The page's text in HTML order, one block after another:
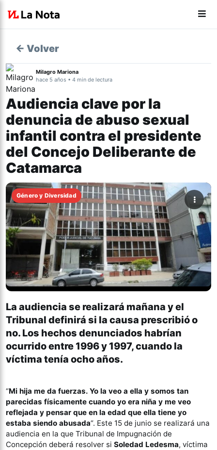
← Volver
Milagro Mariona
hace 5 años • 4 min de lectura
Audiencia clave por la
denuncia de abuso sexual
infantil contra el presidente
del Concejo Deliberante de
Catamarca
Género y Diversidad
La audiencia se realizará mañana y el
Tribunal definirá si la causa prescribió o
no. Los hechos denunciados habrían
ocurrido entre 1996 y 1997, cuando la
víctima tenía ocho años.
“Mi hija me da fuerzas. Yo la veo a ella y somos tan
parecidas físicamente cuando yo era niña y me veo
reflejada y pensar que en la edad que ella tiene yo
estaba siendo abusada“. Este 15 de junio se realizará una
audiencia en la que Tribunal de Impugnación de
Concepción deberá resolver si Soledad Ledesma, víctima